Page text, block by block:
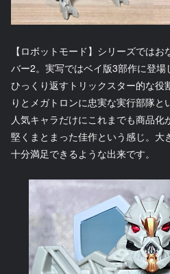
【ロボットモード】シリーズでは
バー2。実写ではベイ版3部作に登
ひっくり返すトリックスター的な役
りとメガトロンに忠実な実行部隊と
人気キャラだけにこれまでも商品
堅くまとまった佳作という感じ。大
十分満足できるような出来です。